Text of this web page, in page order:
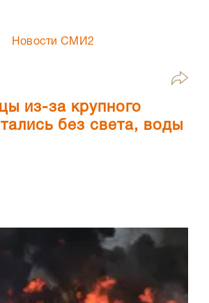
Новости СМИ2
из-за крупного
без света, воды